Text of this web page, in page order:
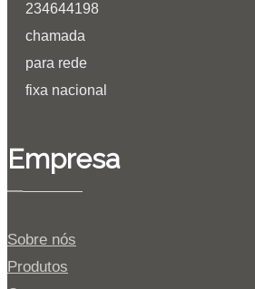
234644198
chamada
para rede
fixa nacional
Empresa
Sobre nós
Produtos